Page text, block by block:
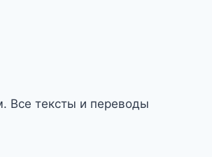
Все тексты и переводы